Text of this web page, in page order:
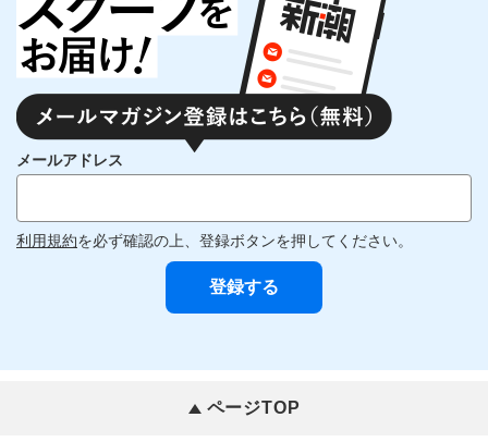
メールアドレス
利用規約を必ず確認の上、登録ボタンを押してください。
ページTOP